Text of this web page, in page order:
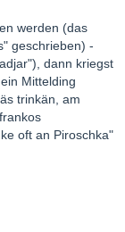
werden (das
geschrieben) -
dann kriegst
Mittelding
trinkän, am
oft an Piroschka"